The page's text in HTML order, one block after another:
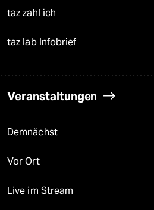
taz zahl ich
taz lab Infobrief
Veranstaltungen
Demnächst
Vor Ort
Live im Stream